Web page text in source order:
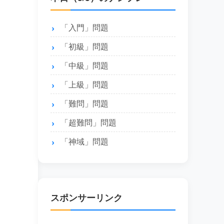
「入門」問題
「初級」問題
「中級」問題
「上級」問題
「難問」問題
「超難問」問題
「神域」問題
スポンサーリンク